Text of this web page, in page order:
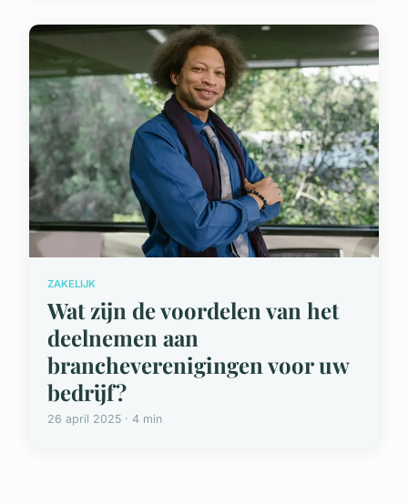
ZAKELIJK
Wat zijn de voordelen van het
deelnemen aan
brancheverenigingen voor uw
bedrijf?
26 april 2025 · 4 min